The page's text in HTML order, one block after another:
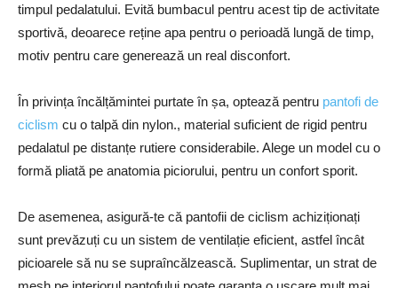
timpul pedalatului. Evită bumbacul pentru acest tip de activitate
sportivă, deoarece reține apa pentru o perioadă lungă de timp,
motiv pentru care generează un real disconfort.
În privința încălțămintei purtate în șa, optează pentru pantofi de
ciclism cu o talpă din nylon., material suficient de rigid pentru
pedalatul pe distanțe rutiere considerabile. Alege un model cu o
formă pliată pe anatomia piciorului, pentru un confort sporit.
De asemenea, asigură-te că pantofii de ciclism achiziționați
sunt prevăzuți cu un sistem de ventilație eficient, astfel încât
picioarele să nu se supraîncălzească. Suplimentar, un strat de